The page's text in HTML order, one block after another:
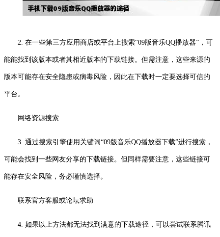
2. 在一些第三方应用商店或平台上搜索“09版音乐QQ播放器”，可
能能找到该版本或者其相近版本的下载链接。但需注意，这些来源的
版本可能存在安全隐患或病毒风险，因此在下载时一定要选择可信的
平台。
网络资源搜索
3. 通过搜索引擎使用关键词“09版音乐QQ播放器下载”进行搜索，
可能会找到一些网友分享的下载链接。但同样需要注意，这些链接可
能存在安全风险，务必谨慎选择。
联系官方客服或论坛求助
4. 如果以上方法都无法找到满意的下载途径，可以尝试联系腾讯